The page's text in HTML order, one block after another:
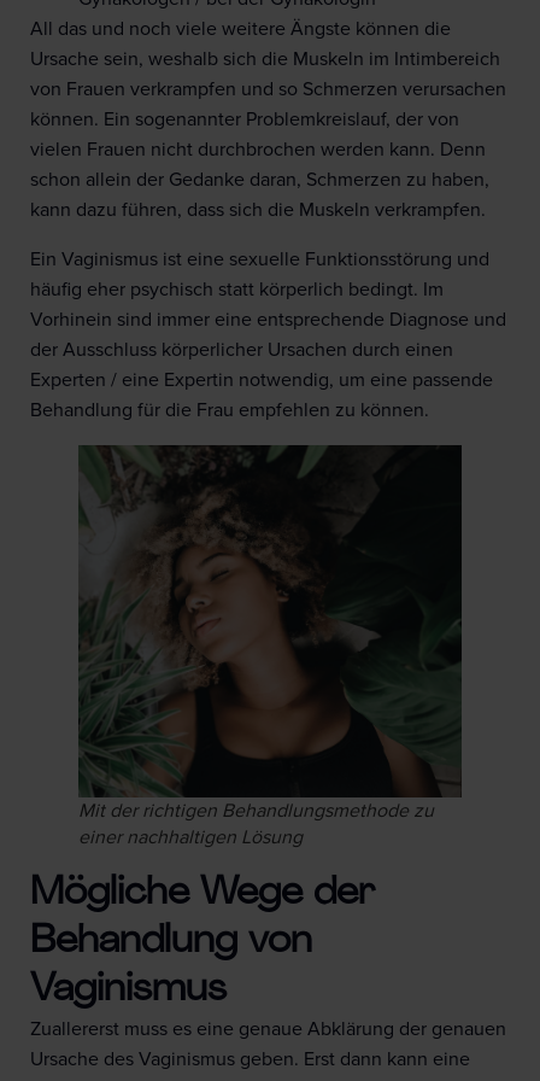
All das und noch viele weitere Ängste können die
Ursache sein, weshalb sich die Muskeln im Intimbereich
von Frauen verkrampfen und so Schmerzen verursachen
können. Ein sogenannter Problemkreislauf, der von
vielen Frauen nicht durchbrochen werden kann. Denn
schon allein der Gedanke daran, Schmerzen zu haben,
kann dazu führen, dass sich die Muskeln verkrampfen.
Ein Vaginismus ist eine sexuelle Funktionsstörung und
häufig eher psychisch statt körperlich bedingt. Im
Vorhinein sind immer eine entsprechende Diagnose und
der Ausschluss körperlicher Ursachen durch einen
Experten / eine Expertin notwendig, um eine passende
Behandlung für die Frau empfehlen zu können.
Mit der richtigen Behandlungsmethode zu
einer nachhaltigen Lösung
Mögliche Wege der
Behandlung von
Vaginismus
Zuallererst muss es eine genaue Abklärung der genauen
Ursache des Vaginismus geben. Erst dann kann eine